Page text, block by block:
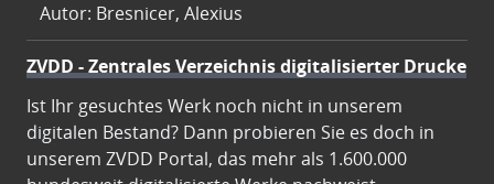
Autor: Bresnicer, Alexius
ZVDD - Zentrales Verzeichnis digitalisierter Drucke
Ist Ihr gesuchtes Werk noch nicht in unserem
digitalen Bestand? Dann probieren Sie es doch in
unserem ZVDD Portal, das mehr als 1.600.000